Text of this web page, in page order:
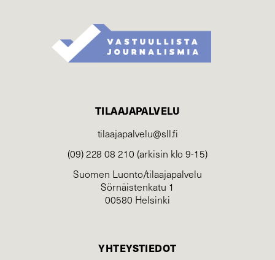
TILAAJAPALVELU
tilaajapalvelu@sll.fi
(09) 228 08 210 (arkisin klo 9-15)
Suomen Luonto/tilaajapalvelu
Sörnäistenkatu 1
00580 Helsinki
YHTEYSTIEDOT